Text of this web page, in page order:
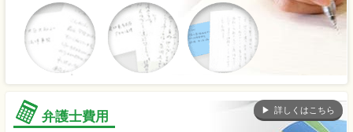
弁護士費用 詳しくはこちら